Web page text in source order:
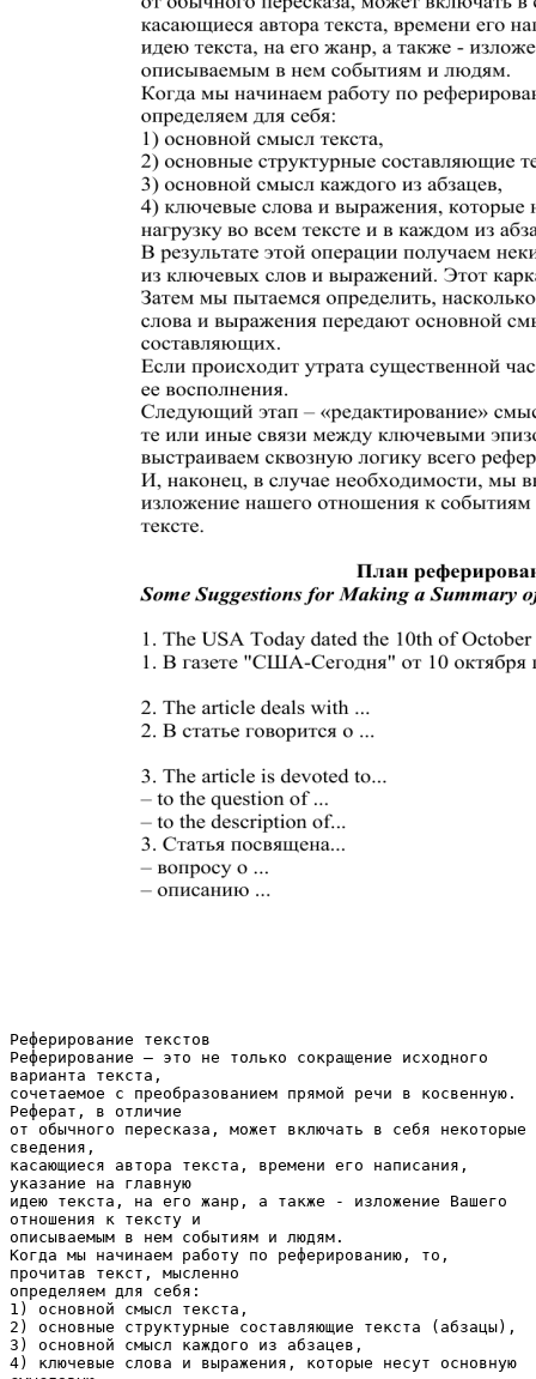
Реферирование текстов
Реферирование – это не только сокращение исходного
варианта текста,
сочетаемое с преобразованием прямой речи в косвенную.
Реферат, в отличие
от обычного пересказа, может включать в себя некоторые
сведения,
касающиеся автора текста, времени его написания,
указание на главную
идею текста, на его жанр, а также - изложение Вашего
отношения к тексту и
описываемым в нем событиям и людям.
Когда мы начинаем работу по реферированию, то,
прочитав текст, мысленно
определяем для себя:
1) основной смысл текста,
2) основные структурные составляющие текста (абзацы),
3) основной смысл каждого из абзацев,
4) ключевые слова и выражения, которые несут основную